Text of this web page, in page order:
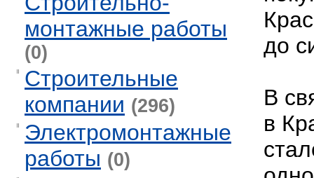
монтажные работы
(0)
Строительные
компании (296)
Электромонтажные
работы (0)
до
В
в